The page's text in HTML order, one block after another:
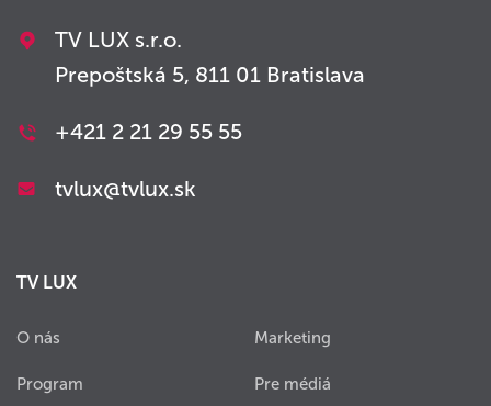
TV LUX s.r.o.
Prepoštská 5, 811 01 Bratislava
+421 2 21 29 55 55
tvlux@tvlux.sk
TV LUX
O nás
Program
Marketing
Pre médiá